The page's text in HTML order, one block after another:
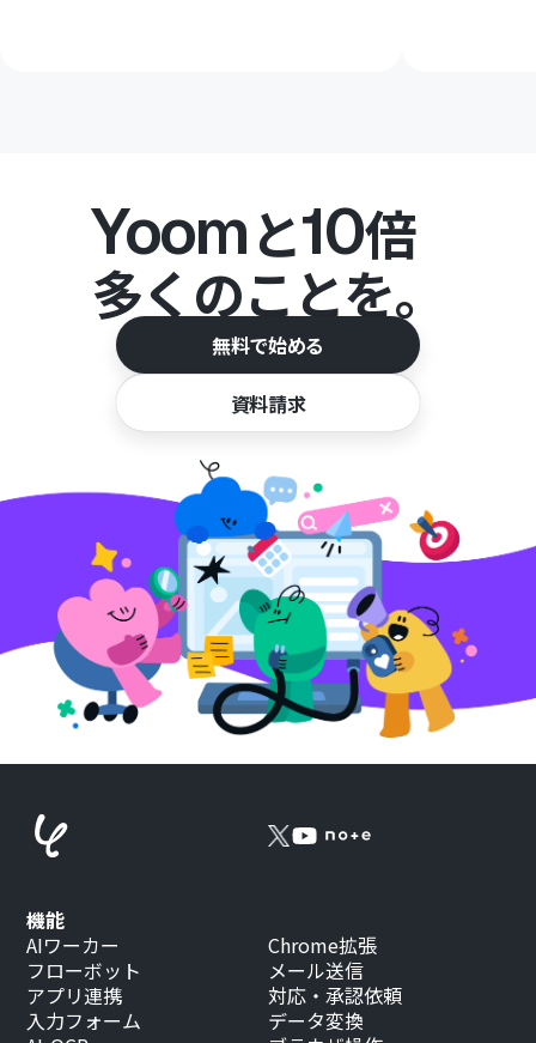
Yoomと10倍
多くのことを。
無料で始める
資料請求
機能
AIワーカー
フローボット
アプリ連携
入力フォーム
Chrome拡張
メール送信
対応・承認依頼
データ変換